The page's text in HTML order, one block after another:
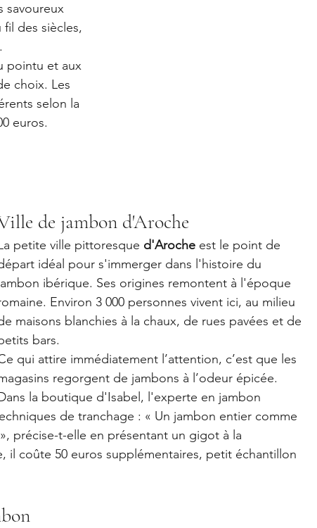
savoureux
des siècles,
pointu et aux
choix. Les
selon la
euros.
de jambon d'Aroche
petite ville pittoresque d'Aroche est le point de
idéal pour s'immerger dans l'histoire du
ibérique. Ses origines remontent à l'époque
Environ 3 000 personnes vivent ici, au milieu
maisons blanchies à la chaux, de rues pavées et de
bars.
qui attire immédiatement l’attention, c’est que les
regorgent de jambons à l’odeur épicée.
la boutique d'Isabel, l'experte en jambon
de tranchage : « Un jambon entier comme
précise-t-elle en présentant un gigot à la
il coûte 50 euros supplémentaires, petit échantillon